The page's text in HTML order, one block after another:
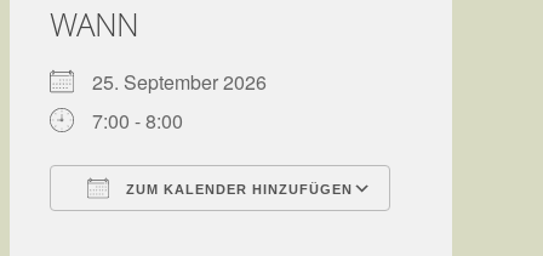
WANN
25. September 2026
7:00 - 8:00
ZUM KALENDER HINZUFÜGEN